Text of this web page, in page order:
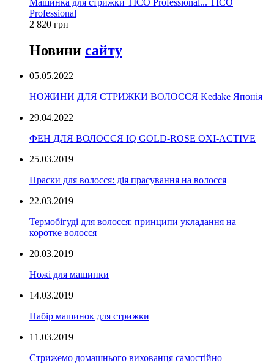
Professional
2 820 грн
Новини сайту
05.05.2022
НОЖИНИ ДЛЯ СТРИЖКИ ВОЛОССЯ Kedake Японія
29.04.2022
ФЕН ДЛЯ ВОЛОССЯ IQ GOLD-ROSE OXI-ACTIVE
25.03.2019
Праски для волосся: дія прасування на волосся
22.03.2019
Термобігуді для волосся: принципи укладання на
коротке волосся
20.03.2019
Ножі для машинки
14.03.2019
Набір машинок для стрижки
11.03.2019
Стрижемо домашнього вихованця самостійно